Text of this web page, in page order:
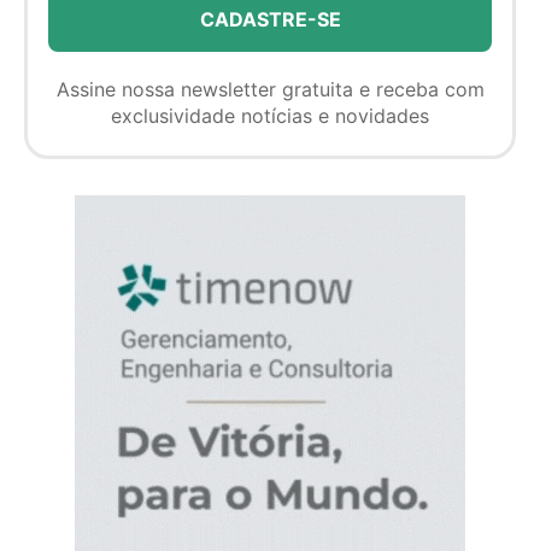
Assine nossa newsletter gratuita e receba com
exclusividade notícias e novidades